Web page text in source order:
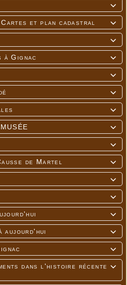


et plan cadastral


à Gignac






de Martel




aujourd'hui


dans l'histoire récente